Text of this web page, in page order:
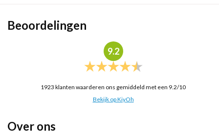
Beoordelingen
9.2
1923 klanten waarderen ons gemiddeld met een 9.2/10
Bekijk op KiyOh
Over ons